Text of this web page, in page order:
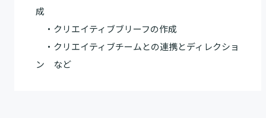
成
・クリエイティブブリーフの作成
・クリエイティブチームとの連携とディレクショ
ン など